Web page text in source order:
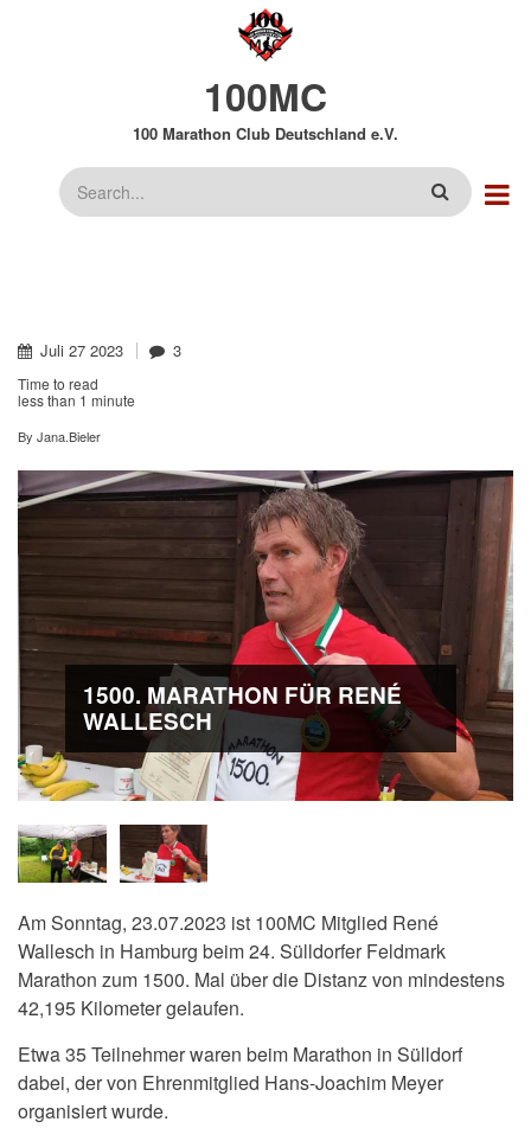
100MC
100 Marathon Club Deutschland e.V.
Suche
Juli 27 2023 3
Time to read
less than 1 minute
By Jana.Bieler
1500. MARATHON FÜR RENÉ
WALLESCH
Am Sonntag, 23.07.2023 ist 100MC Mitglied René
Wallesch in Hamburg beim 24. Sülldorfer Feldmark
Marathon zum 1500. Mal über die Distanz von mindestens
42,195 Kilometer gelaufen.
Etwa 35 Teilnehmer waren beim Marathon in Sülldorf
dabei, der von Ehrenmitglied Hans-Joachim Meyer
organisiert wurde.